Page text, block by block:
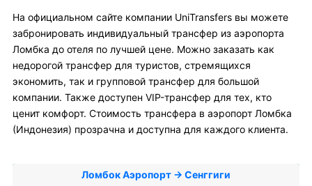
На официальном сайте компании UniTransfers вы можете
забронировать индивидуальный трансфер из аэропорта
Ломбка до отеля по лучшей цене. Можно заказать как
недорогой трансфер для туристов, стремящихся
экономить, так и групповой трансфер для большой
компании. Также доступен VIP-трансфер для тех, кто
ценит комфорт. Стоимость трансфера в аэропорт Ломбка
(Индонезия) прозрачна и доступна для каждого клиента.
Ломбок Аэропорт → Сенггиги